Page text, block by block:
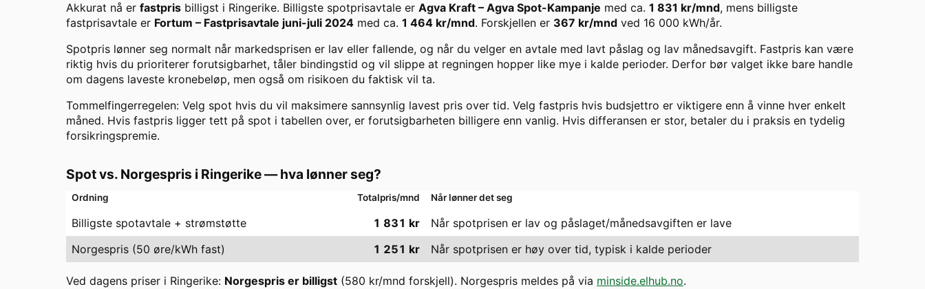
Akkurat nå er fastpris billigst i Ringerike. Billigste spotprisavtale er Agva Kraft – Agva Spot-Kampanje med ca. 1 831 kr/mnd, mens billigste
fastprisavtale er Fortum – Fastprisavtale juni-juli 2024 med ca. 1 464 kr/mnd. Forskjellen er 367 kr/mnd ved 16 000 kWh/år.
Spotpris lønner seg normalt når markedsprisen er lav eller fallende, og når du velger en avtale med lavt påslag og lav månedsavgift. Fastpris kan være
riktig hvis du prioriterer forutsigbarhet, tåler bindingstid og vil slippe at regningen hopper like mye i kalde perioder. Derfor bør valget ikke bare handle
om dagens laveste kronebeløp, men også om risikoen du faktisk vil ta.
Tommelfingerregelen: Velg spot hvis du vil maksimere sannsynlig lavest pris over tid. Velg fastpris hvis budsjettro er viktigere enn å vinne hver enkelt
måned. Hvis fastpris ligger tett på spot i tabellen over, er forutsigbarheten billigere enn vanlig. Hvis differansen er stor, betaler du i praksis en tydelig
forsikringspremie.
Spot vs. Norgespris i Ringerike— hva lønner seg?
Ordning Totalpris/mnd Når lønner det seg
Billigste spotavtale + strømstøtte 1 831 kr
Når spotprisen er lav og påslaget/månedsavgiften er lave
Norgespris (50 øre/kWh fast)
1 251 kr Når spotprisen er høy over tid, typisk i kalde perioder
Ved dagens priser i Ringerike: Norgespris er billigst (580 kr/mnd forskjell). Norgespris meldes på via minside.elhub.no.